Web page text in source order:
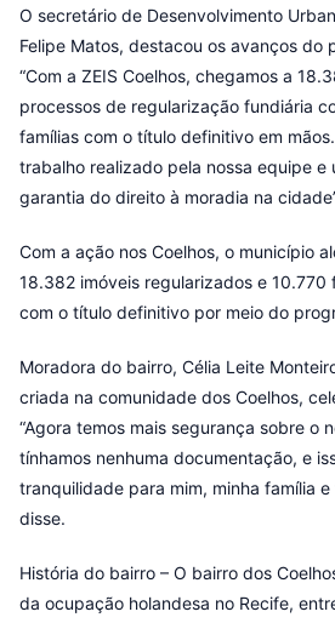
O secretário de Desenvolvimento
Felipe Matos, destacou os avanços do
“Com a ZEIS Coelhos, chegamos a
processos de regularização fundiária
famílias com o título definitivo em
trabalho realizado pela nossa equipe e
garantia do direito à moradia na
Com a ação nos Coelhos, o município
18.382 imóveis regularizados e 10.770
com o título definitivo por meio do
Moradora do bairro, Célia Leite
criada na comunidade dos Coelhos,
“Agora temos mais segurança sobre o
tínhamos nenhuma documentação, e
tranquilidade para mim, minha família e
disse.
História do bairro – O bairro dos
da ocupação holandesa no Recife,